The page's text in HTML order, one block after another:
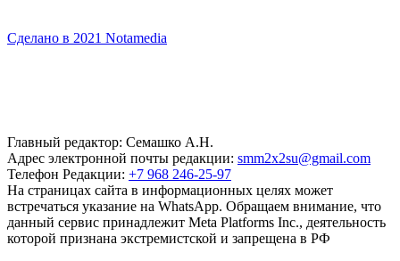
Сделано в 2021 Notamedia
Главный редактор: Семашко А.Н.
Адрес электронной почты редакции: smm2x2su@gmail.com
Телефон Редакции: +7 968 246-25-97
На страницах сайта в информационных целях может
встречаться указание на WhatsApp. Обращаем внимание, что
данный сервис принадлежит Meta Platforms Inc., деятельность
которой признана экстремистской и запрещена в РФ